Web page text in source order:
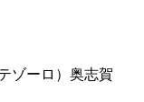
ゾーロ）奥志賀